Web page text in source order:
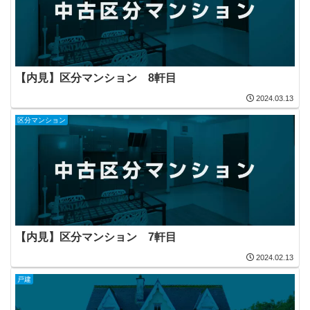
【内見】区分マンション 8軒目
2024.03.13
区分マンション
【内見】区分マンション 7軒目
2024.02.13
戸建